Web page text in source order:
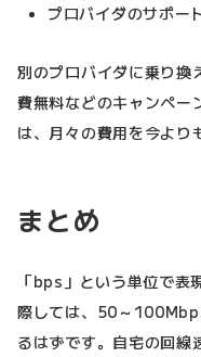
プロバイダのサポー
別のプロバイダに乗り換
費無料などのキャンペー
は、月々の費用を今より
まとめ
「bps」という単位で表
際しては、50～
るはずです。自宅の回線